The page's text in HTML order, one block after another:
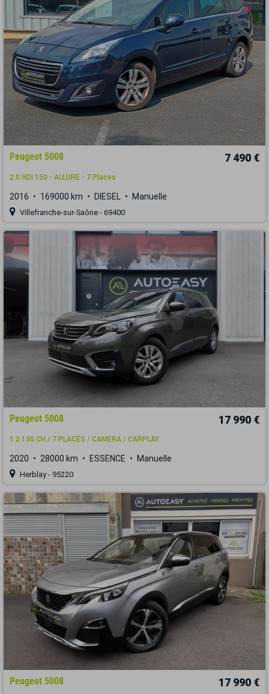
Peugeot 5008 7 490 €
2.0 HDI 150 - ALLURE - 7 Places
2016 169000 km DIESEL Manuelle
Villefranche-sur-Saône - 69400
Peugeot 5008 17 990 €
1.2 130 CH / 7 PLACES / CAMERA / CARPLAY
2020 28000 km ESSENCE Manuelle
Herblay - 95220
Peugeot 5008 17 990 €